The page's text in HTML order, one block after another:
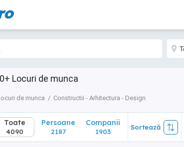
Locuri de munca
de munca Constructii - Arhitectura - Design
Toate
4090
Toate
4090
Persoane
2187
Companii
1903
Sortează